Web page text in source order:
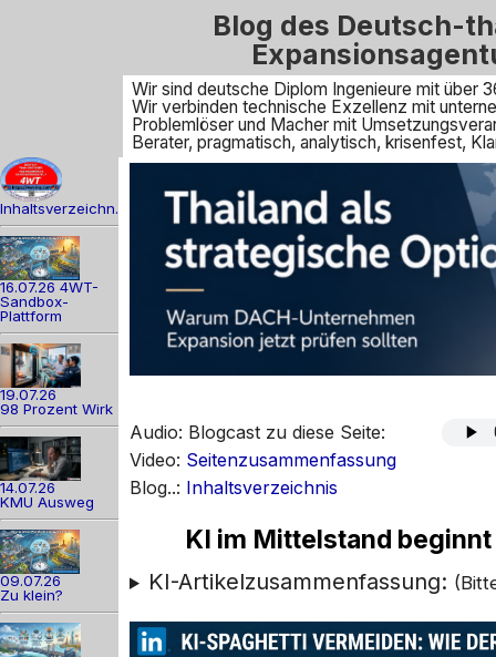
Blog des Deutsch-
Wir sind deutsche Diplom Ingenieure mit über
Wir verbinden technische Exzellenz mit
Problemlöser und Macher mit
Berater, pragmatisch, analytisch, krisenfest,
Inhaltsverzeichn.
16.07.26 4WT-
Sandbox-
Plattform
19.07.26
98 Prozent Wirk
14.07.26
KMU Ausweg
09.07.26
Zu klein?
Audio: Blogcast zu diese Seite:
Video: Seitenzusammenfassung
Blog..: Inhaltsverzeichnis
KI im Mittelstand
KI-Artikelzusammenfassung: